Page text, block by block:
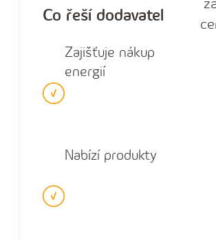
Co řeší dodavatel
Zajišťuje nákup
energií
Nabízí produkty